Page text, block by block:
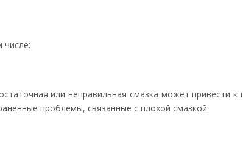
или неправильная смазка может привести
проблемы, связанные с плохой смазкой: